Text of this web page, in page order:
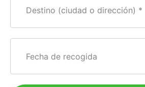
Destino (ciudad o dirección)
Fecha de recogida